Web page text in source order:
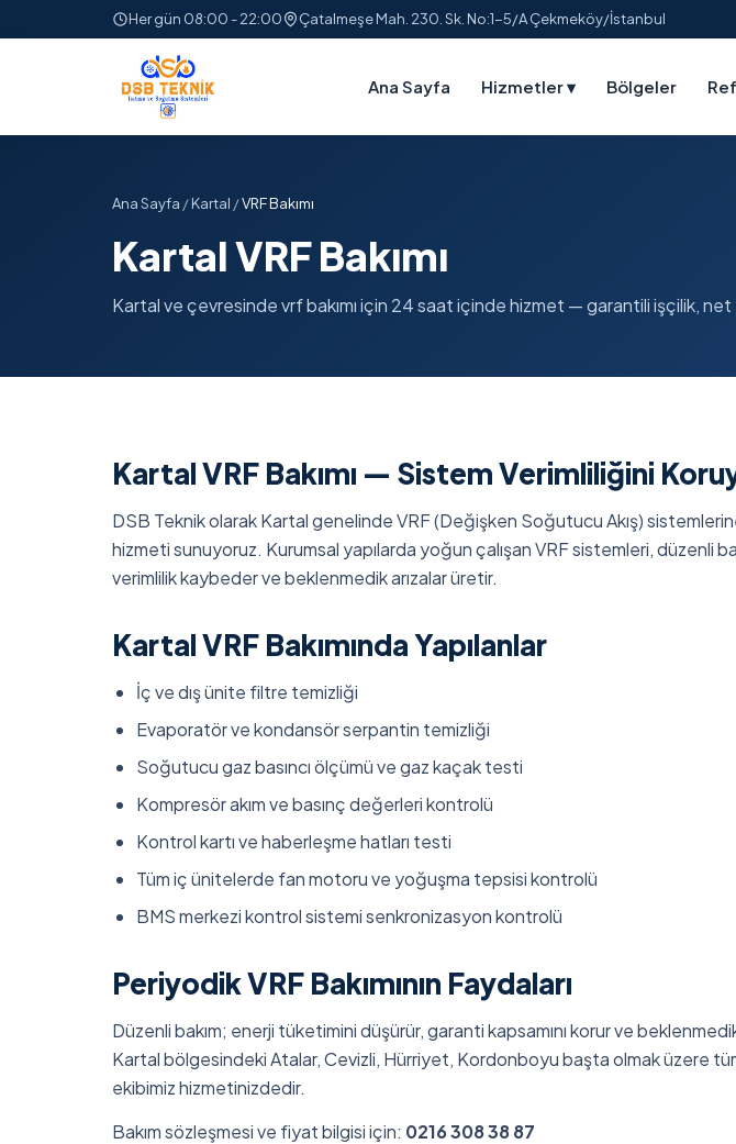
Her gün 08:00 - 22:00 Çatalmeşe Mah. 230. Sk. No:1-5/A Çekmeköy/İstanbul
Ana Sayfa Hizmetler▾ Bölgeler
Ana Sayfa /Kartal /VRF Bakımı
Kartal VRF Bakımı
Kartal ve çevresinde vrf bakımı için 24 saat içinde hizmet — garantili işçilik,
Kartal VRF Bakımı — Sistem Verimliliğini
DSB Teknik olarak Kartal genelinde VRF (Değişken Soğutucu Akış)
hizmeti sunuyoruz. Kurumsal yapılarda yoğun çalışan VRF sistemleri, düzenli
verimlilik kaybeder ve beklenmedik arızalar üretir.
Kartal VRF Bakımında Yapılanlar
İç ve dış ünite filtre temizliği
Evaporatör ve kondansör serpantin temizliği
Soğutucu gaz basıncı ölçümü ve gaz kaçak testi
Kompresör akım ve basınç değerleri kontrolü
Kontrol kartı ve haberleşme hatları testi
Tüm iç ünitelerde fan motoru ve yoğuşma tepsisi kontrolü
BMS merkezi kontrol sistemi senkronizasyon kontrolü
Periyodik VRF Bakımının Faydaları
Düzenli bakım; enerji tüketimini düşürür, garanti kapsamını korur ve
Kartal bölgesindeki Atalar, Cevizli, Hürriyet, Kordonboyu başta olmak üzere
ekibimiz hizmetinizdedir.
Bakım sözleşmesi ve fiyat bilgisi için: 0216 308 38 87